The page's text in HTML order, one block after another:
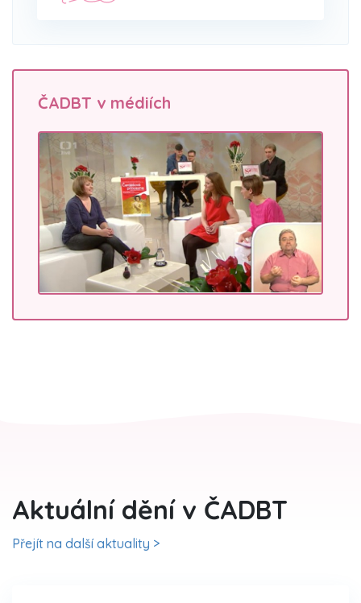
ČADBT v médiích
Aktuální dění v ČADBT
Přejít na další aktuality >